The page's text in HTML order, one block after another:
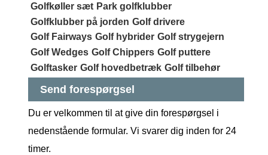
Golfkøller sæt Park golfklubber
Golfklubber på jorden Golf drivere
Golf Fairways Golf hybrider Golf strygejern
Golf Wedges Golf Chippers Golf puttere
Golftasker Golf hovedbetræk Golf tilbehør
Send forespørgsel
Du er velkommen til at give din forespørgsel i
nedenstående formular. Vi svarer dig inden for 24
timer.